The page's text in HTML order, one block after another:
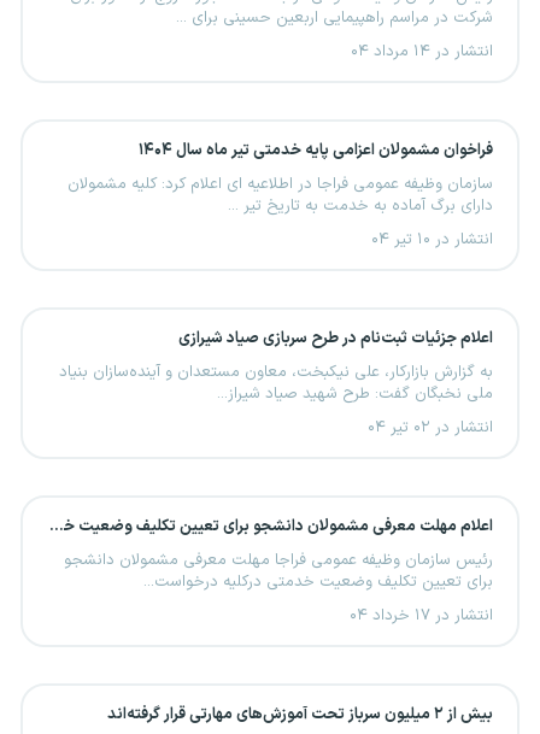
شرکت در مراسم راهپیمایی اربعین حسینی برای ...
انتشار در ۱۴ مرداد ۰۴
فراخوان مشمولان اعزامی پایه خدمتی تیر ماه سال ۱۴۰۴
سازمان وظیفه عمومی فراجا در اطلاعیه ای اعلام کرد: کلیه مشمولان
دارای برگ آماده به خدمت به تاریخ تیر ...
انتشار در ۱۰ تیر ۰۴
اعلام جزئیات ثبت‌نام در طرح سربازی صیاد شیرازی
به گزارش بازارکار، علی نیکبخت، معاون مستعدان و آینده‌سازان بنیاد
ملی نخبگان گفت: طرح شهید صیاد شیراز...
انتشار در ۰۲ تیر ۰۴
اعلام مهلت معرفی مشمولان دانشجو برای تعیین تکلیف وضعیت خدمتی
رئیس سازمان وظیفه عمومی فراجا مهلت معرفی مشمولان دانشجو
برای تعیین تکلیف وضعیت خدمتی درکلیه درخواست‌...
انتشار در ۱۷ خرداد ۰۴
بیش از ۲ میلیون سرباز تحت آموزش‌های مهارتی قرار گرفته‌اند